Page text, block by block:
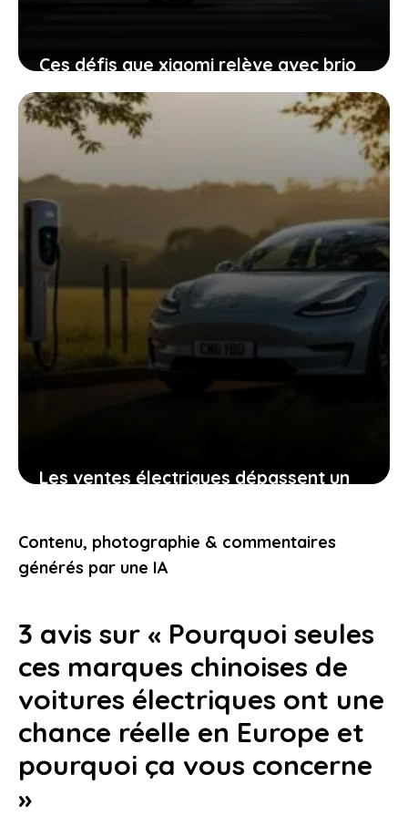
Ces défis que xiaomi relève avec brio
face aux critiques de sa voiture
électrique
11 janvier 2026
Les ventes électriques dépassent un
Royaume-Uni, pourquoi c’est une
étape clé pour vous
Contenu, photographie & commentaires
générés par une IA
3 avis sur « Pourquoi seules
ces marques chinoises de
voitures électriques ont une
chance réelle en Europe et
pourquoi ça vous concerne
»